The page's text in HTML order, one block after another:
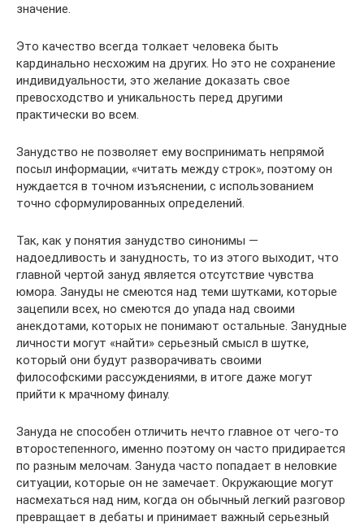
значение.
Это качество всегда толкает человека быть
кардинально несхожим на других. Но это не сохранение
индивидуальности, это желание доказать свое
превосходство и уникальность перед другими
практически во всем.
Занудство не позволяет ему воспринимать непрямой
посыл информации, «читать между строк», поэтому он
нуждается в точном изъяснении, с использованием
точно сформулированных определений.
Так, как у понятия занудство синонимы —
надоедливость и занудность, то из этого выходит, что
главной чертой зануд является отсутствие чувства
юмора. Зануды не смеются над теми шутками, которые
зацепили всех, но смеются до упада над своими
анекдотами, которых не понимают остальные. Занудные
личности могут «найти» серьезный смысл в шутке,
который они будут разворачивать своими
философскими рассуждениями, в итоге даже могут
прийти к мрачному финалу.
Зануда не способен отличить нечто главное от чего-то
второстепенного, именно поэтому он часто придирается
по разным мелочам. Зануда часто попадает в неловкие
ситуации, которые он не замечает. Окружающие могут
насмехаться над ним, когда он обычный легкий разговор
превращает в дебаты и принимает важный серьезный